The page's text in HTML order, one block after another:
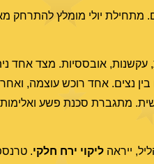
מתחילת יולי מומלץ להתרחק
עקשנות, אובססיות. מצד אחד
בין נצים. אחד רוכש
מתגברת סכנת פשע
ייראה ליקוי ירח חלקי.